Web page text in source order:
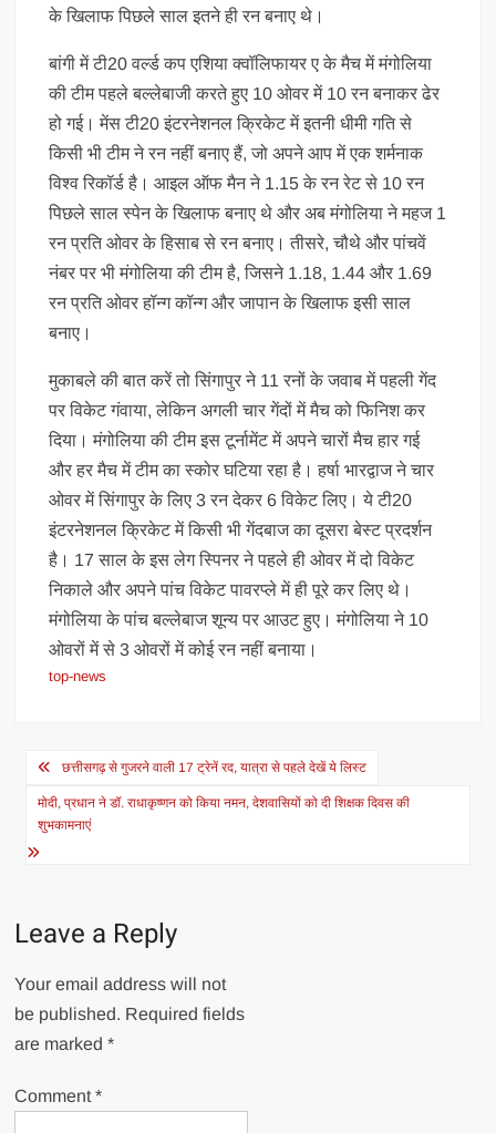
के खिलाफ पिछले साल इतने ही रन बनाए थे।
बांगी में टी20 वर्ल्ड कप एशिया क्वॉलिफायर ए के मैच में मंगोलिया
की टीम पहले बल्लेबाजी करते हुए 10 ओवर में 10 रन बनाकर ढेर
हो गई। मेंस टी20 इंटरनेशनल क्रिकेट में इतनी धीमी गति से
किसी भी टीम ने रन नहीं बनाए हैं, जो अपने आप में एक शर्मनाक
विश्व रिकॉर्ड है। आइल ऑफ मैन ने 1.15 के रन रेट से 10 रन
पिछले साल स्पेन के खिलाफ बनाए थे और अब मंगोलिया ने महज 1
रन प्रति ओवर के हिसाब से रन बनाए। तीसरे, चौथे और पांचवें
नंबर पर भी मंगोलिया की टीम है, जिसने 1.18, 1.44 और 1.69
रन प्रति ओवर हॉन्ग कॉन्ग और जापान के खिलाफ इसी साल
बनाए।
मुकाबले की बात करें तो सिंगापुर ने 11 रनों के जवाब में पहली गेंद
पर विकेट गंवाया, लेकिन अगली चार गेंदों में मैच को फिनिश कर
दिया। मंगोलिया की टीम इस टूर्नामेंट में अपने चारों मैच हार गई
और हर मैच में टीम का स्कोर घटिया रहा है। हर्षा भारद्वाज ने चार
ओवर में सिंगापुर के लिए 3 रन देकर 6 विकेट लिए। ये टी20
इंटरनेशनल क्रिकेट में किसी भी गेंदबाज का दूसरा बेस्ट प्रदर्शन
है। 17 साल के इस लेग स्पिनर ने पहले ही ओवर में दो विकेट
निकाले और अपने पांच विकेट पावरप्ले में ही पूरे कर लिए थे।
मंगोलिया के पांच बल्लेबाज शून्य पर आउट हुए। मंगोलिया ने 10
ओवरों में से 3 ओवरों में कोई रन नहीं बनाया।
top-news
Post
navigation
छत्तीसगढ़ से गुजरने वाली 17 ट्रेनें रद, यात्रा से पहले देखें ये लिस्ट
मोदी, प्रधान ने डॉ. राधाकृष्णन को किया नमन, देशवासियों को दी शिक्षक दिवस की
शुभकामनाएं
Leave a Reply
Your email address will not
be published. Required fields
are marked*
Comment*